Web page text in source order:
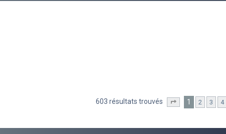
603 résultats trouvés Page sur 13
1 2 3 4